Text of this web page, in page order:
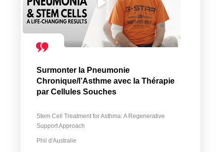
Surmonter la Pneumonie
Chronique/l’Asthme avec la Thérapie
par Cellules Souches
Stem Cell Treatment for Asthma: A Regenerative
Support Approach
Phil d'Australie